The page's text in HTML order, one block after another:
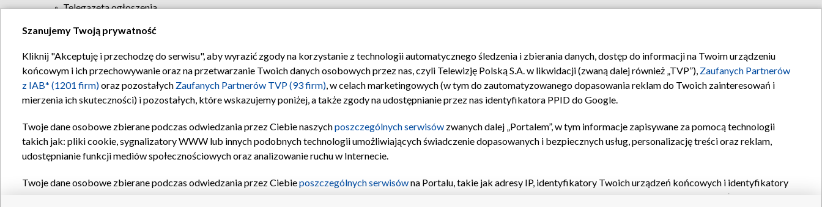
Telegazeta ogłoszenia
Regulamin TVP Polityka prywatności Moje zgody Pomoc Biuro reklamy Kontakt
Szanujemy Twoją prywatność
Kliknij "Akceptuję i przechodzę do serwisu", aby wyrazić zgody na korzystanie z technologii automatycznego śledzenia i zbierania danych, dostęp do informacji na Twoim urządzeniu
końcowym i ich przechowywanie oraz na przetwarzanie Twoich danych osobowych przez nas, czyli Telewizję Polską S.A. w likwidacji (zwaną dalej również „TVP”), Zaufanych Partnerów
z IAB* (1201 firm)oraz pozostałych Zaufanych Partnerów TVP (93 firm), w celach marketingowych (w tym do zautomatyzowanego dopasowania reklam do Twoich zainteresowań i
mierzenia ich skuteczności) i pozostałych, które wskazujemy poniżej, a także zgody na udostępnianie przez nas identyfikatora PPID do Google.
Twoje dane osobowe zbierane podczas odwiedzania przez Ciebie naszychposzczególnych serwisów zwanych dalej „Portalem”, w tym informacje zapisywane za pomocą technologii
takich jak: pliki cookie, sygnalizatory WWW lub innych podobnych technologii umożliwiających świadczenie dopasowanych i bezpiecznych usług, personalizację treści oraz reklam,
udostępnianie funkcji mediów społecznościowych oraz analizowanie ruchu w Internecie.
Twoje dane osobowe zbierane podczas odwiedzania przez Ciebieposzczególnych serwisówna Portalu, takie jak adresy IP, identyfikatory Twoich urządzeń końcowych i identyfikatory
oraz pozostałych